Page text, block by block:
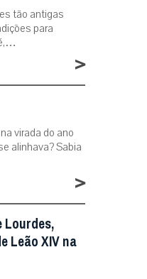
tão antigas
para
>
virada do ano
alinhava? Sabia
>
Leão XIV na